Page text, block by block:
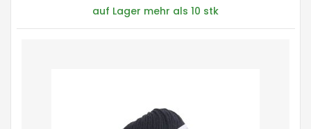
auf Lager mehr als 10 stk